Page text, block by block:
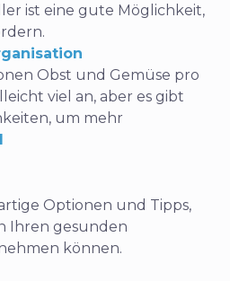
ist eine gute Möglichkeit,
Obst und Gemüse pro
viel an, aber es gibt
um mehr
Optionen und Tipps,
Ihren gesunden
können.